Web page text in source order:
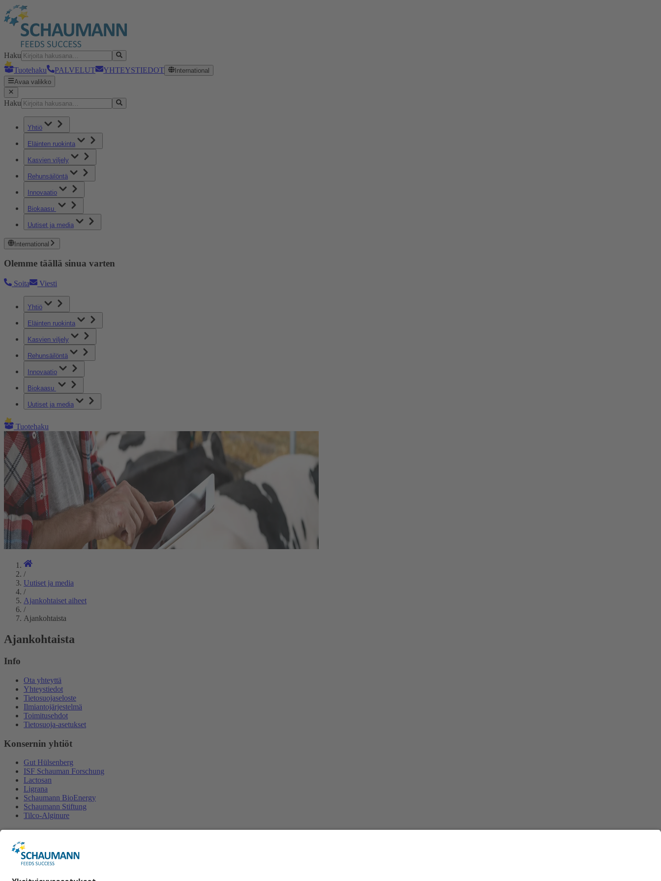
Haku
Tuotehaku
PALVELUT YHTEYSTIEDOT
International
Avaa valikko
Haku
Yhtiö
Eläinten ruokinta
Kasvien viljely
Rehunsäilöntä
Innovaatio
Biokaasu
Uutiset ja media
International
Olemme täällä sinua varten
Soita Viesti
Yhtiö
Eläinten ruokinta
Kasvien viljely
Rehunsäilöntä
Innovaatio
Biokaasu
Uutiset ja media
Tuotehaku
/
Uutiset ja media
/
Ajankohtaiset aiheet
/
Ajankohtaista
Ajankohtaista
Info
Ota yhteyttä
Yhteystiedot
Tietosuojaseloste
Ilmiantojärjestelmä
Toimitusehdot
Tietosuoja-asetukset
Konsernin yhtiöt
Gut Hülsenberg
ISF Schauman Forschung
Lactosan
Ligrana
Schaumann BioEnergy
Schaumann Stiftung
Tilco-Alginure
Schaumann Finland Oy
Satulasepänkatu 12